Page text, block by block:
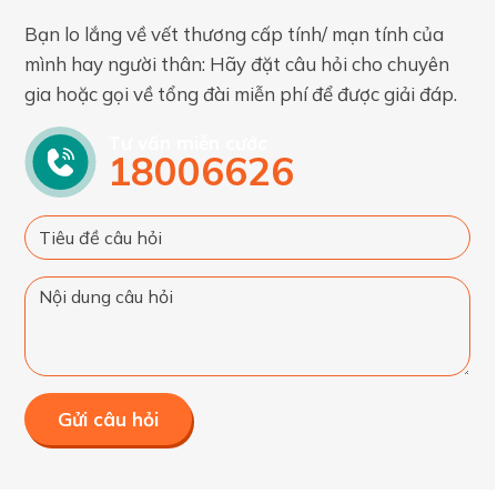
Bạn lo lắng về vết thương cấp tính/ mạn tính của
mình hay người thân: Hãy đặt câu hỏi cho chuyên
gia hoặc gọi về tổng đài miễn phí để được giải đáp.
18006626
Gửi câu hỏi